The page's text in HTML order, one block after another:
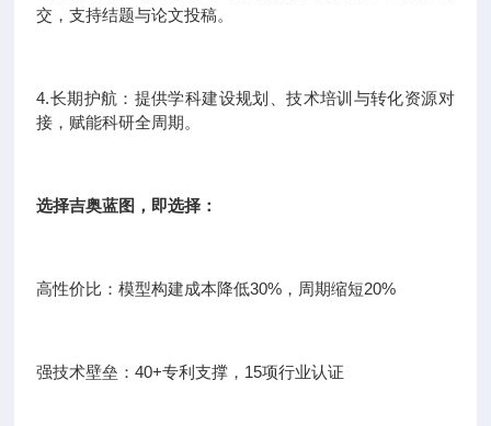
交，支持结题与论文投稿。
4.长期护航：提供学科建设规划、技术培训与转化资源对
接，赋能科研全周期。
选择吉奥蓝图，即选择：
高性价比：模型构建成本降低30%，周期缩短20%
强技术壁垒：40+专利支撑，15项行业认证